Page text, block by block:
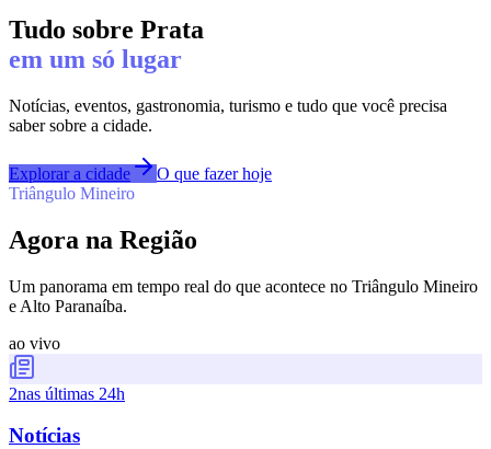
Tudo sobre Prata
em um só lugar
Notícias, eventos, gastronomia, turismo e tudo que você precisa
saber sobre a cidade.
Explorar a cidade
O que fazer hoje
Triângulo Mineiro
Agora na Região
Um panorama em tempo real do que acontece no Triângulo Mineiro
e Alto Paranaíba.
ao vivo
2nas últimas 24h
Notícias